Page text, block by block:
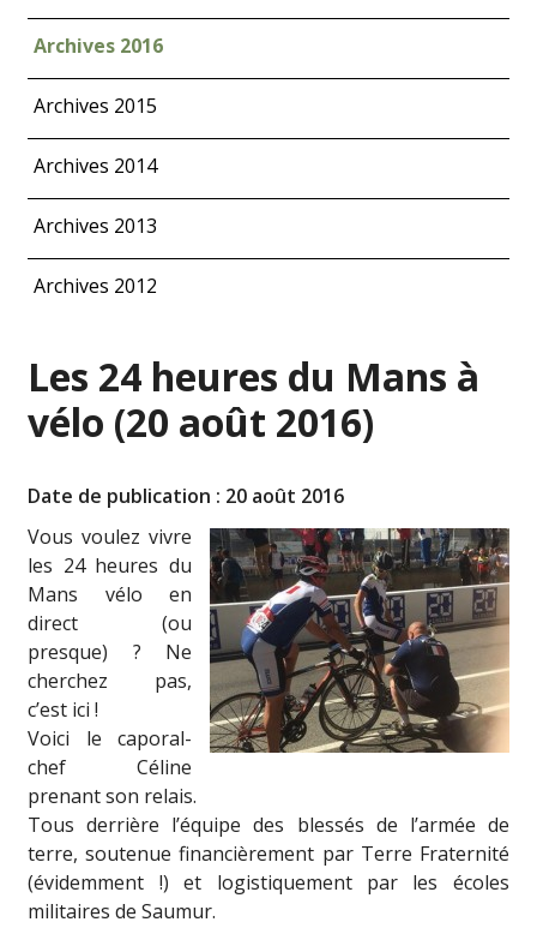
Archives 2016
Archives 2015
Archives 2014
Archives 2013
Archives 2012
Les 24 heures du Mans à
vélo (20 août 2016)
Date de publication : 20 août 2016
Vous voulez vivre
les 24 heures du
Mans vélo en
direct (ou
presque) ? Ne
cherchez pas,
c’est ici !
Voici le caporal-
chef Céline
prenant son relais.
Tous derrière l’équipe des blessés de l’armée de
terre, soutenue financièrement par Terre Fraternité
(évidemment !) et logistiquement par les écoles
militaires de Saumur.